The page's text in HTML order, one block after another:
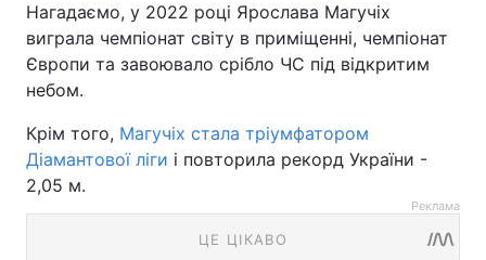
Нагадаємо, у 2022 році Ярослава Магучіх
виграла чемпіонат світу в приміщенні, чемпіонат
Європи та завоювало срібло ЧС під відкритим
небом.
Крім того, Магучіх стала тріумфатором
Діамантової ліги і повторила рекорд України -
2,05 м.
Реклама